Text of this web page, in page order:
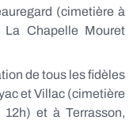
(cimetière à
Chapelle Mouret
de tous les fidèles
et Villac (cimetière
et à Terrasson,